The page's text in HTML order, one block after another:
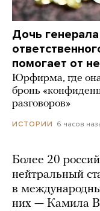
Дочь
помогает от
Юрфирма, где
бронь
разговоров»
ИСТОРИИ 6 часов
Более 20
нейтральный
в
них — Камила